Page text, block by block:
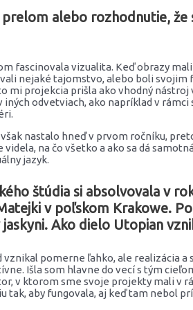
alebo rozhodnutie, že
fascinovala vizualita. Keď obrazy
nejaké tajomstvo, alebo boli
mi projekcia prišla ako vhodný
iných odvetviach, ako napríklad v
nastalo hneď v prvom ročníku,
videla, na čo všetko a ako sa dá
jazyk.
štúdia si absolvovala v
v poľskom Krakowe.
Ako dielo Utopian
vznikal pomerne ľahko, ale realizácia
Išla som hlavne do vecí s tým
v ktorom sme svoje projekty mali v
tak, aby fungovala, aj keď tam nebol